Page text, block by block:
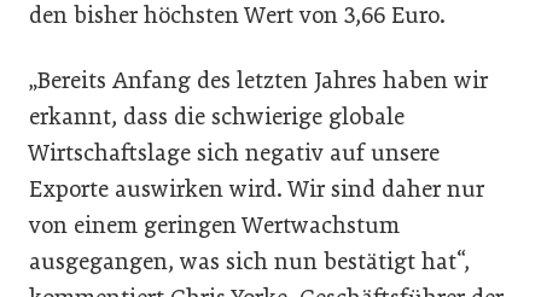
den bisher höchsten Wert von 3,66 Euro.
„Bereits Anfang des letzten Jahres haben wir
erkannt, dass die schwierige globale
Wirtschaftslage sich negativ auf unsere
Exporte auswirken wird. Wir sind daher nur
von einem geringen Wertwachstum
ausgegangen, was sich nun bestätigt hat“,